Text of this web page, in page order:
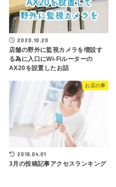
2020.10.20
店舗の野外に監視カメラを増設す
る為に入口にWi-Fiルーターの
AX20を設置したお話
お店の事
2018.04.01
3月の投稿記事アクセスランキング